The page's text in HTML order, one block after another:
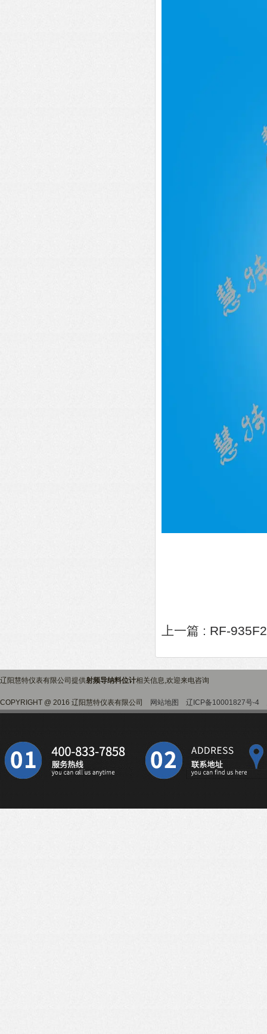
上一篇 : RF-
辽阳慧特仪表有限公司提供射频导纳料位计相关信息,欢迎来电咨询
COPYRIGHT @ 2016 辽阳慧特仪表有限公司 网站地图 辽ICP备10001827号-4